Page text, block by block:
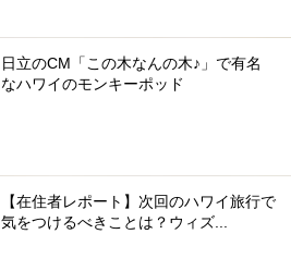
日立のCM「この木なんの木♪」で有名
なハワイのモンキーポッド
【在住者レポート】次回のハワイ旅行で
気をつけるべきことは？ウィズ...